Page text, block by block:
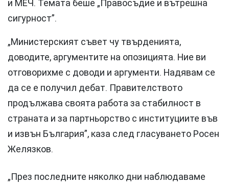
и МЕЧ. Темата беше „Правосъдие и вътрешна
сигурност”.
„Министерският съвет чу твърденията,
доводите, аргументите на опозицията. Ние ви
отговорихме с доводи и аргументи. Надявам се
да се е получил дебат. Правителството
продължава своята работа за стабилност в
страната и за партньорство с институциите във
и извън България”, каза след гласуването Росен
Желязков.
„През последните няколко дни наблюдаваме